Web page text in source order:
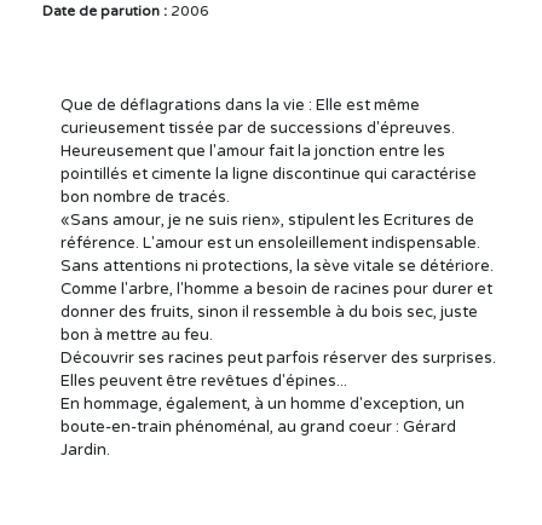
Date de parution : 2006
Que de déflagrations dans la vie : Elle est même
curieusement tissée par de successions d'épreuves.
Heureusement que l'amour fait la jonction entre les
pointillés et cimente la ligne discontinue qui caractérise
bon nombre de tracés.
«Sans amour, je ne suis rien», stipulent les Ecritures de
référence. L'amour est un ensoleillement indispensable.
Sans attentions ni protections, la sève vitale se détériore.
Comme l'arbre, l'homme a besoin de racines pour durer et
donner des fruits, sinon il ressemble à du bois sec, juste
bon à mettre au feu.
Découvrir ses racines peut parfois réserver des surprises.
Elles peuvent être revêtues d'épines...
En hommage, également, à un homme d'exception, un
boute-en-train phénoménal, au grand coeur : Gérard
Jardin.